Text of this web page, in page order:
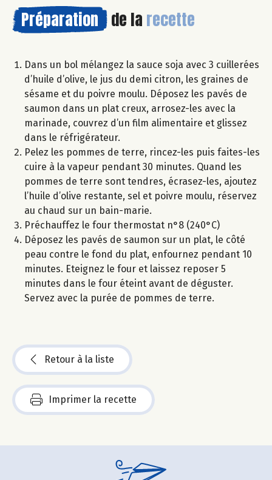
Préparation de la recette
Dans un bol mélangez la sauce soja avec 3 cuillerées
d’huile d’olive, le jus du demi citron, les graines de
sésame et du poivre moulu. Déposez les pavés de
saumon dans un plat creux, arrosez-les avec la
marinade, couvrez d’un film alimentaire et glissez
dans le réfrigérateur.
Pelez les pommes de terre, rincez-les puis faites-les
cuire à la vapeur pendant 30 minutes. Quand les
pommes de terre sont tendres, écrasez-les, ajoutez
l’huile d’olive restante, sel et poivre moulu, réservez
au chaud sur un bain-marie.
Préchauffez le four thermostat n°8 (240°C)
Déposez les pavés de saumon sur un plat, le côté
peau contre le fond du plat, enfournez pendant 10
minutes. Eteignez le four et laissez reposer 5
minutes dans le four éteint avant de déguster.
Servez avec la purée de pommes de terre.
Retour à la liste
Imprimer la recette